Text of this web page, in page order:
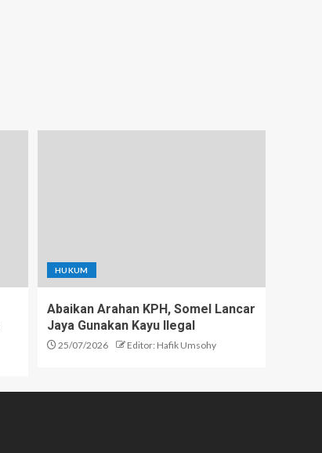
HUKUM
Abaikan Arahan KPH, Somel Lancar
Jaya Gunakan Kayu Ilegal
25/07/2026 Editor: Hafik Umsohy